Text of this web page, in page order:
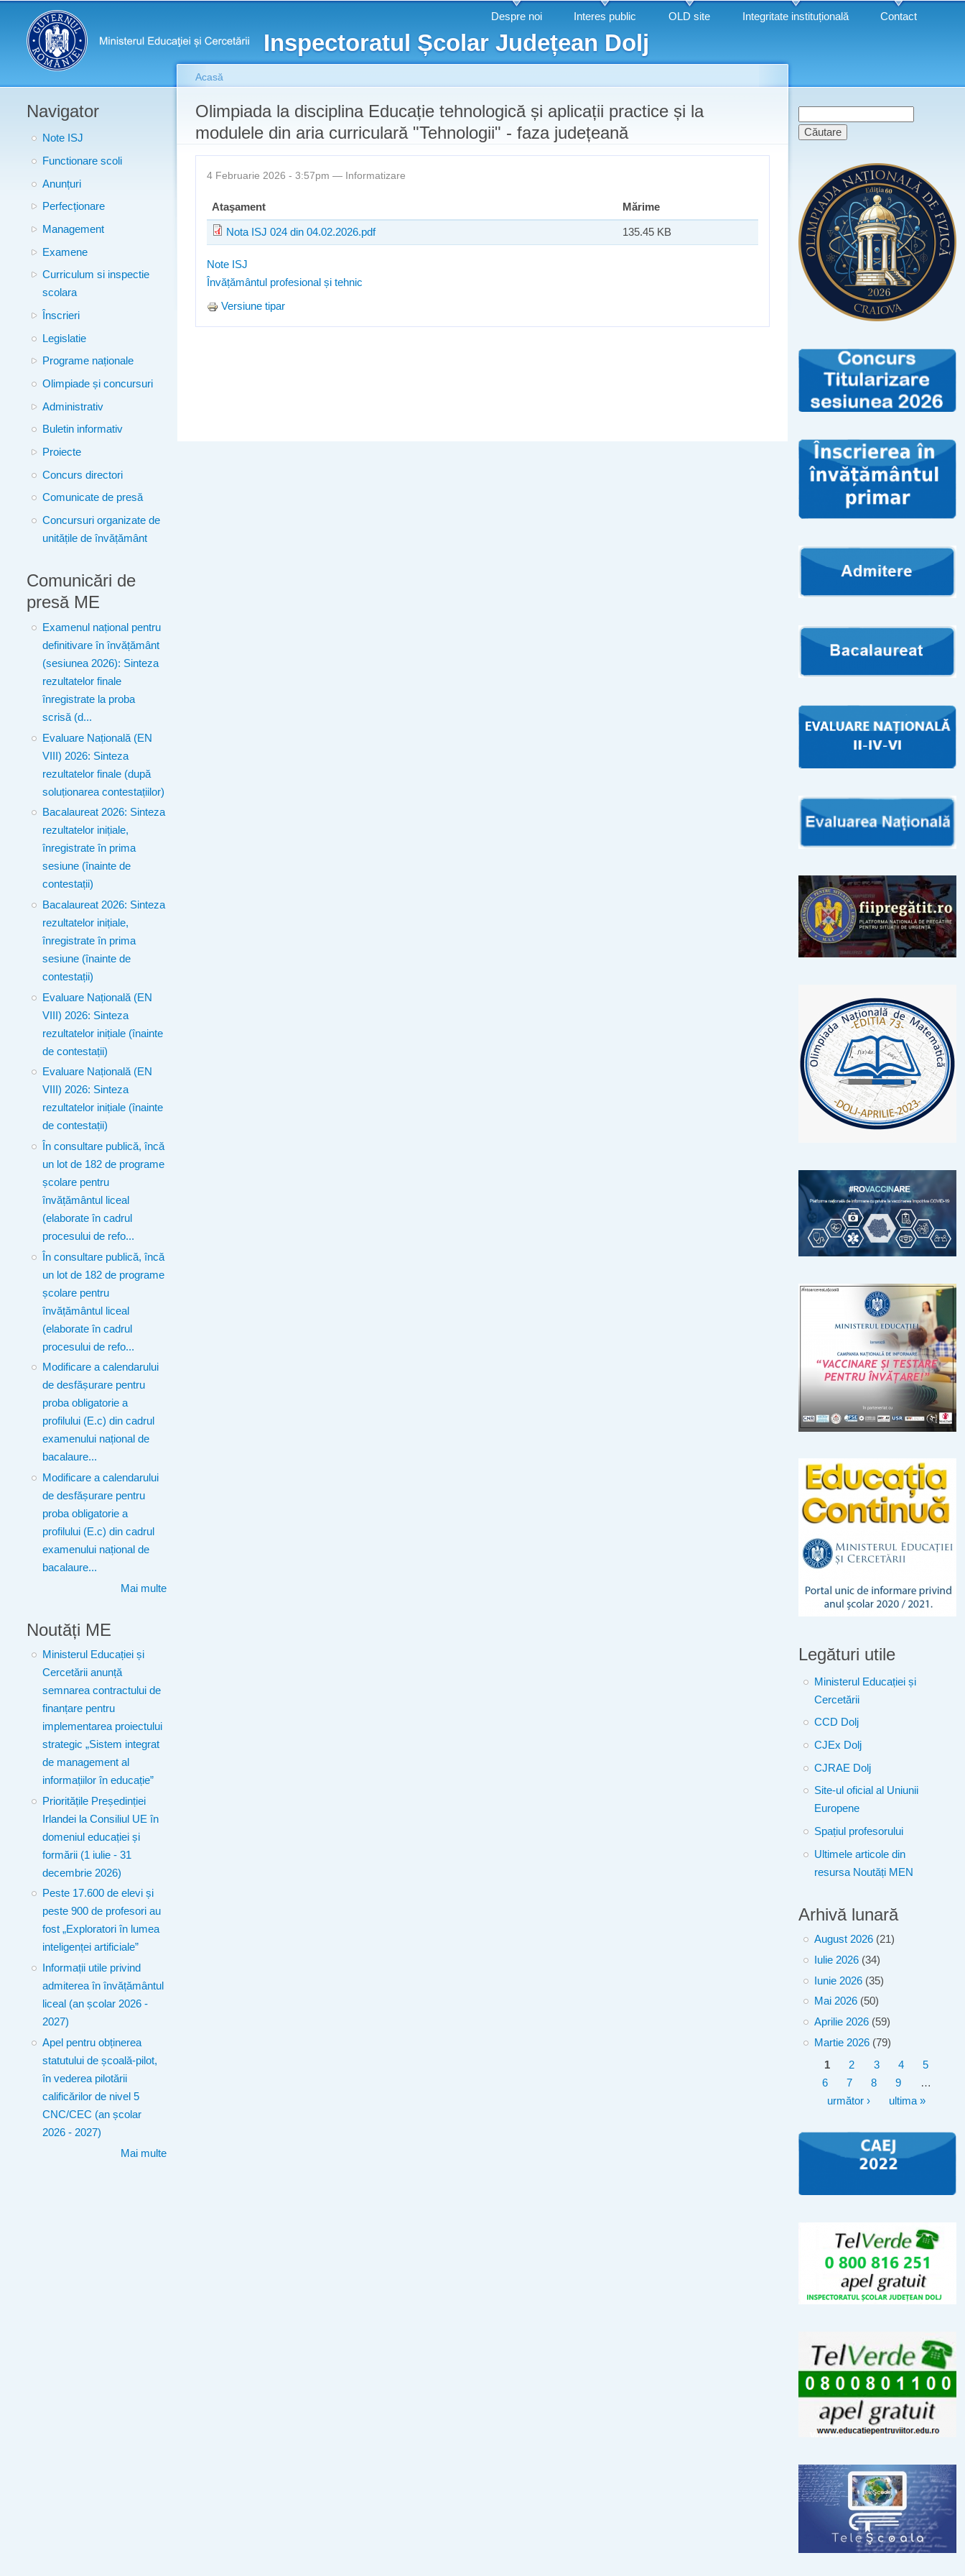
principal
Inspectoratul Școlar Județean Dolj
Meniu principal Despre noi Interes public OLD site Integritate instituțională Contact
Navigator
Note ISJ
Functionare scoli
Anunțuri
Perfecționare
Management
Examene
Curriculum si inspectie
scolara
Înscrieri
Legislatie
Programe naționale
Olimpiade și concursuri
Administrativ
Buletin informativ
Proiecte
Concurs directori
Comunicate de presă
Concursuri organizate de
unitățile de învățământ
Comunicări de
presă ME
Examenul național pentru
definitivare în învățământ
(sesiunea 2026): Sinteza
rezultatelor finale
înregistrate la proba
scrisă (d...
Evaluare Națională (EN
VIII) 2026: Sinteza
rezultatelor finale (după
soluționarea contestațiilor)
Bacalaureat 2026: Sinteza
rezultatelor inițiale,
înregistrate în prima
sesiune (înainte de
contestații)
Bacalaureat 2026: Sinteza
rezultatelor inițiale,
înregistrate în prima
sesiune (înainte de
contestații)
Evaluare Națională (EN
VIII) 2026: Sinteza
rezultatelor inițiale (înainte
de contestații)
Evaluare Națională (EN
VIII) 2026: Sinteza
rezultatelor inițiale (înainte
de contestații)
În consultare publică, încă
un lot de 182 de programe
școlare pentru
învățământul liceal
(elaborate în cadrul
procesului de refo...
În consultare publică, încă
un lot de 182 de programe
școlare pentru
învățământul liceal
(elaborate în cadrul
procesului de refo...
Modificare a calendarului
de desfășurare pentru
proba obligatorie a
profilului (E.c) din cadrul
examenului național de
bacalaure...
Modificare a calendarului
de desfășurare pentru
proba obligatorie a
profilului (E.c) din cadrul
examenului național de
bacalaure...
Mai multe
Noutăți ME
Ministerul Educației și
Cercetării anunță
semnarea contractului de
finanțare pentru
implementarea proiectului
strategic „Sistem integrat
de management al
informațiilor în educație”
Prioritățile Președinției
Irlandei la Consiliul UE în
domeniul educației și
formării (1 iulie - 31
decembrie 2026)
Peste 17.600 de elevi și
peste 900 de profesori au
fost „Exploratori în lumea
inteligenței artificiale”
Informații utile privind
admiterea în învățământul
liceal (an școlar 2026 -
2027)
Apel pentru obținerea
statutului de școală-pilot,
în vederea pilotării
calificărilor de nivel 5
CNC/CEC (an școlar
2026 - 2027)
Mai multe
Eşti aici
Acasă
Olimpiada la disciplina Educație tehnologică și aplicații practice și la
modulele din aria curriculară "Tehnologii" - faza județeană
4 Februarie 2026 - 3:57pm — Informatizare
Ataşament Mărime
Nota ISJ 024 din 04.02.2026.pdf 135.45 KB
Note ISJ
Învățământul profesional și tehnic
Versiune tipar
Formular de
căutare
Legături utile
Ministerul Educației și
Cercetării
CCD Dolj
CJEx Dolj
CJRAE Dolj
Site-ul oficial al Uniunii
Europene
Spațiul profesorului
Ultimele articole din
resursa Noutăți MEN
Arhivă lunară
August 2026 (21)
Iulie 2026 (34)
Iunie 2026 (35)
Mai 2026 (50)
Aprilie 2026 (59)
Martie 2026 (79)
Pagini
1 2 3 4
5
6
7 8 9
…
următor ›
ultima »